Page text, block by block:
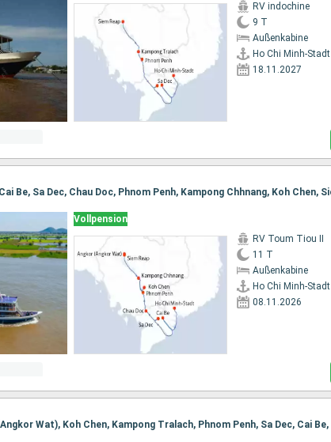
RV indochine
9 T
Außenkabine
Ho Chi Minh-Stadt
18.11.2027
Vollpension
RV Toum Tiou II
11 T
Außenkabine
Ho Chi Minh-Stadt
08.11.2026